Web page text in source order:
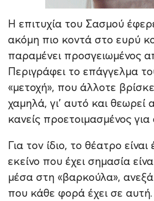
Η επιτυχία του Σασμού
ακόμη πιο κοντά στο ευρύ
παραμένει προσγειωμένος
Περιγράφει το επάγγελμα
«μετοχή», που άλλοτε
χαμηλά, γι’ αυτό και θεωρεί
κανείς προετοιμασμένος για
Για τον ίδιο, το θέατρο
εκείνο που έχει σημασία
μέσα στη «βαρκούλα»,
που κάθε φορά έχει σε